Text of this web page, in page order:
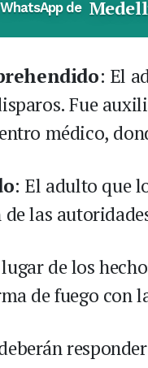
de
: El
Fue
médico,
: El adulto que
las
de los
de fuego con